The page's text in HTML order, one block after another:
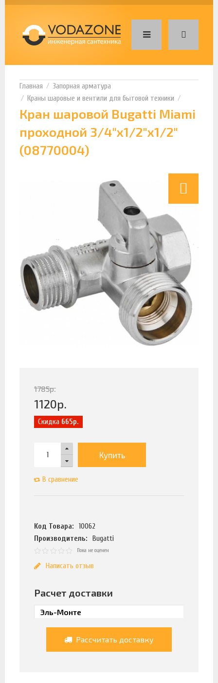
Запорная арматура
Краны шаровые и вентили для бытовой техники
Кран шаровой Bugatti Miami
проходной 3/4"х1/2"х1/2"
(08770004)
1785р.
1120р.
Скидка 665р.
Купить
В сравнение
Код Товара:
10062
Производитель:
Bugatti
Пока не оценен
Написать отзыв
Расчет доставки
Рассчитать доставку